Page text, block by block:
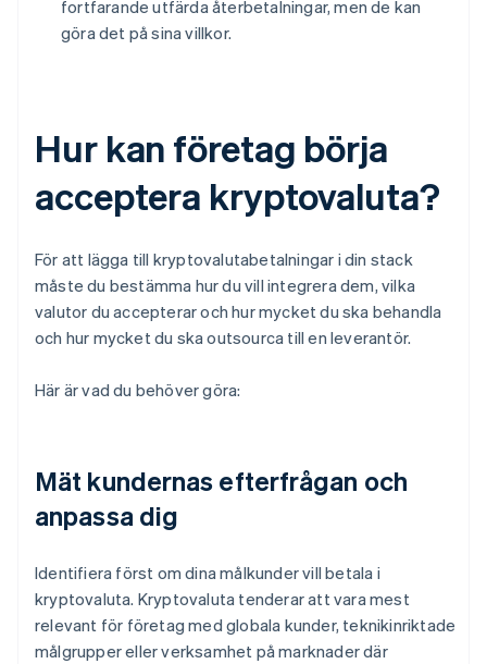
fortfarande utfärda återbetalningar, men de kan
göra det på sina villkor.
Hur kan företag börja
acceptera kryptovaluta?
För att lägga till kryptovalutabetalningar i din stack
måste du bestämma hur du vill integrera dem, vilka
valutor du accepterar och hur mycket du ska behandla
och hur mycket du ska outsourca till en leverantör.
Här är vad du behöver göra:
Mät kundernas efterfrågan och
anpassa dig
Identifiera först om dina målkunder vill betala i
kryptovaluta. Kryptovaluta tenderar att vara mest
relevant för företag med globala kunder, teknikinriktade
målgrupper eller verksamhet på marknader där